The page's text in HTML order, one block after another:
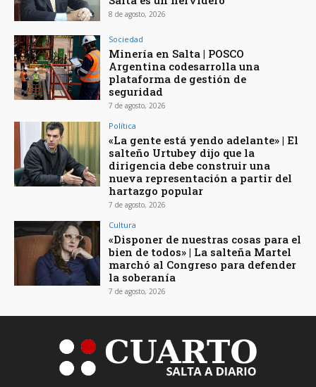
8 de agosto, 2026
Sociedad
Minería en Salta | POSCO
Argentina codesarrolla una
plataforma de gestión de
seguridad
7 de agosto, 2026
Política
«La gente está yendo adelante» | El
salteño Urtubey dijo que la
dirigencia debe construir una
nueva representación a partir del
hartazgo popular
7 de agosto, 2026
Cultura
«Disponer de nuestras cosas para el
bien de todos» | La salteña Martel
marchó al Congreso para defender
la soberanía
7 de agosto, 2026